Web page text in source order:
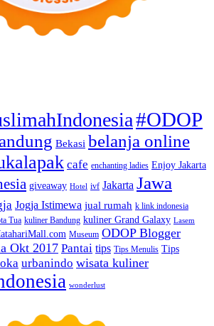
#ODOP
Bekasi belanja online
cafe enchanting ladies Enjoy Jakarta
giveaway Hotel ivf Jakarta Jawa
Jogja Istimewa jual rumah k link indonesia
Tua kuliner Bandung kuliner Grand Galaxy Lasem
Museum ODOP Blogger
Okt 2017 Pantai tips Tips Menulis Tips
urbanindo wisata kuliner
wonderlust